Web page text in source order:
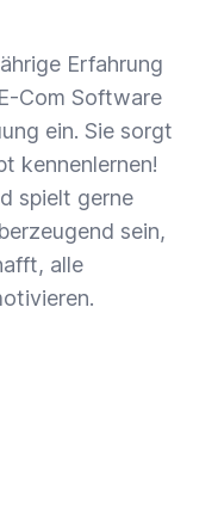
Erfahrung
Com Software
ein. Sie sorgt
kennenlernen!
spielt gerne
sein,
alle